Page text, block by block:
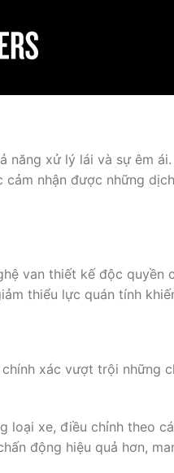
xử lý lái và sự êm
nhận được những
van thiết kế độc
thiểu lực quán tính
xác vượt trội những
xe, điều chỉnh theo
động hiệu quả hơn,